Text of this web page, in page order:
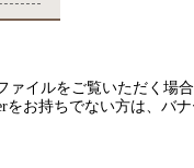
ァイルをご覧いただく場
をお持ちでない方は、バ